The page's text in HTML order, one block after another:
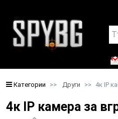
Категории Други 4к IP
4к IP камера за